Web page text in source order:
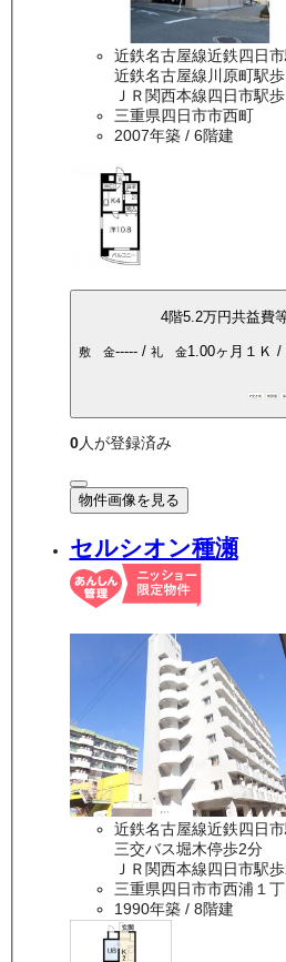
近鉄名古屋線近鉄四日
近鉄名古屋線川原町駅
ＪＲ関西本線四日市駅
三重県四日市市西町
2007年築/ 6階建
4階5.2万円共益費
敷 金-----/ 礼 金1.00ヶ月 １Ｋ /
P空き有 角部屋 保
0人が登録済み
物件画像を見る
セルシオン種瀬
近鉄名古屋線近鉄四日
三交バス堀木停歩2分
ＪＲ関西本線四日市駅
三重県四日市市西浦１丁
1990年築/ 8階建